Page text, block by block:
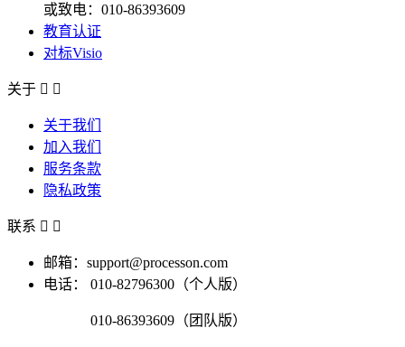
或致电：010-86393609
教育认证
对标Visio
关于  
关于我们
加入我们
服务条款
隐私政策
联系  
邮箱：support@processon.com
电话：
010-82796300（个人版）
010-86393609（团队版）